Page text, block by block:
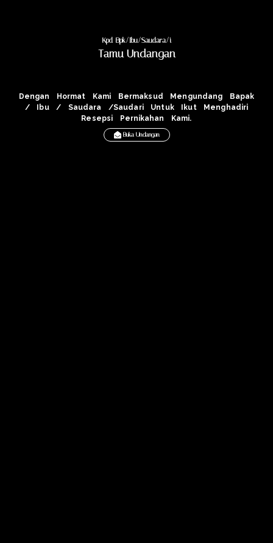
Kpd Bpk/Ibu/Saudara/i
Tamu Undangan
Dengan Hormat Kami Bermaksud Mengundang Bapak
/ Ibu / Saudara /Saudari Untuk Ikut Menghadiri
Resepsi Pernikahan Kami.
Buka Undangan